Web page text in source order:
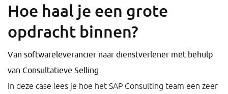
Hoe haal je een grote
opdracht binnen?
Van softwareleverancier naar dienstverlener met behulp
van Consultatieve Selling
In deze case lees je hoe het SAP Consulting team een zeer